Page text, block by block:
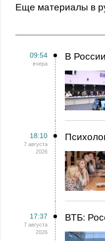
Еще материалы в
09:54
вчера
В
18:10
7 августа
2026
17:37
7 августа
2026
ВТБ: